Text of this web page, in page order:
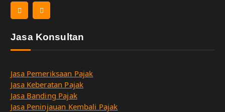
Jasa Konsultan
Jasa Pemeriksaan Pajak
Jasa Keberatan Pajak
Jasa Banding Pajak
Jasa Peninjauan Kembali Pajak